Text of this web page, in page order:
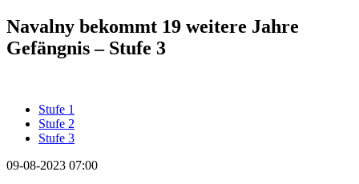
Navalny bekommt 19 weitere Jahre
Gefängnis – Stufe 3
Stufe 1
Stufe 2
Stufe 3
09-08-2023 07:00